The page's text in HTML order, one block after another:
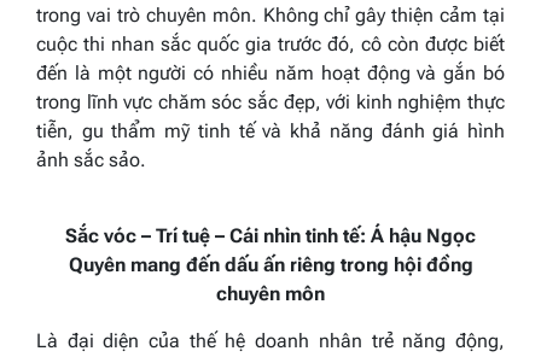
trong vai trò chuyên môn. Không chỉ gây thiện cảm tại
cuộc thi nhan sắc quốc gia trước đó, cô còn được biết
đến là một người có nhiều năm hoạt động và gắn bó
trong lĩnh vực chăm sóc sắc đẹp, với kinh nghiệm thực
tiễn, gu thẩm mỹ tinh tế và khả năng đánh giá hình
ảnh sắc sảo.
Sắc vóc – Trí tuệ – Cái nhìn tinh tế: Á hậu Ngọc
Quyên mang đến dấu ấn riêng trong hội đồng
chuyên môn
Là đại diện của thế hệ doanh nhân trẻ năng động,